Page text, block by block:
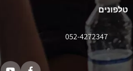
טלפונים
052-4272347